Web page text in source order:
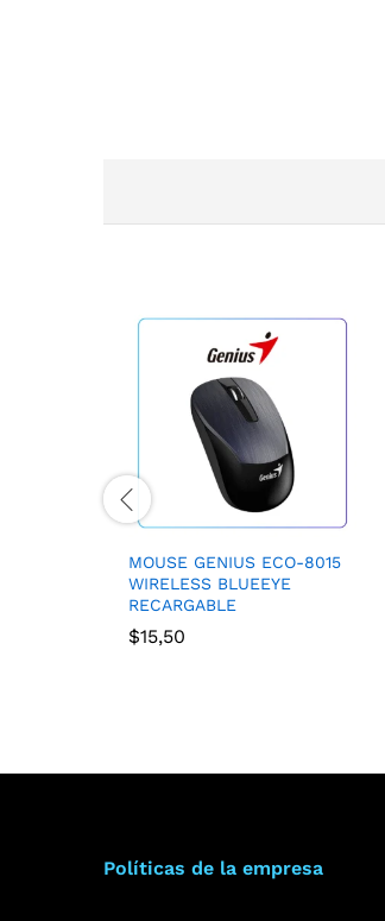
MOUSE GENIUS ECO-8015
WIRELESS BLUEEYE
RECARGABLE
$15,50
Políticas de la empresa